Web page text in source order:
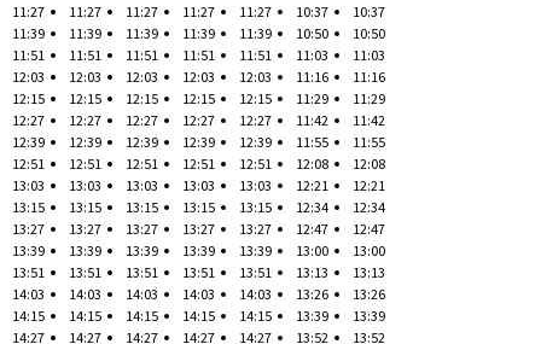
11:27
11:39
11:51
12:03
12:15
12:27
12:39
12:51
13:03
13:15
13:27
13:39
13:51
14:03
14:15
14:27
11:27
11:39
11:51
12:03
12:15
12:27
12:39
12:51
13:03
13:15
13:27
13:39
13:51
14:03
14:15
14:27
11:27
11:39
11:51
12:03
12:15
12:27
12:39
12:51
13:03
13:15
13:27
13:39
13:51
14:03
14:15
14:27
11:27
11:39
11:51
12:03
12:15
12:27
12:39
12:51
13:03
13:15
13:27
13:39
13:51
14:03
14:15
14:27
11:27
11:39
11:51
12:03
12:15
12:27
12:39
12:51
13:03
13:15
13:27
13:39
13:51
14:03
14:15
14:27
10:37
10:50
11:03
11:16
11:29
11:42
11:55
12:08
12:21
12:34
12:47
13:00
13:13
13:26
13:39
13:52
10:37
10:50
11:03
11:16
11:29
11:42
11:55
12:08
12:21
12:34
12:47
13:00
13:13
13:26
13:39
13:52